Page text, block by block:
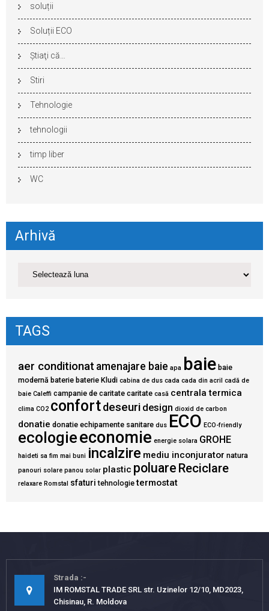
soluții
Soluții ECO
Ştiaţi că…
Stiri
Tehnologie
tehnologii
timp liber
WC
Arhivă
TAGS
aer conditionat amenajare baie apa baie baie
modernă baterie baterie Kludi cabina de dus cada cada din acril cadă de
baie Caleffi campanie de caritate caritate casă centrala termica
clima CO2 confortdeseuri design dioxid de carbon
donatie donatie echipamente sanitare dus ECO ECO-friendly
ecologieeconomie energie solara GROHE
haideti sa fim mai buni incalzire mediu inconjurator natura
panouri solare panou solar plastic poluare Reciclare
relaxare Romstal sfaturi tehnologie termostat
Strada
IM ROMSTAL TRADE SRL str. Uzinelor 12/10, MD2023,
Chisinau, R. Moldova